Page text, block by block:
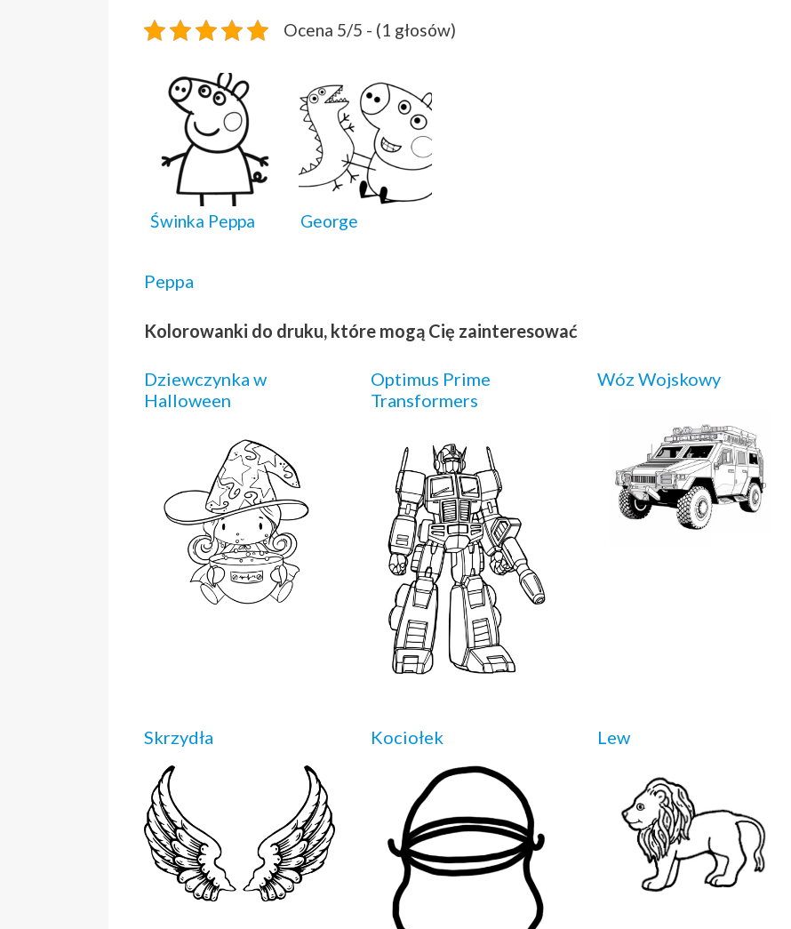
Ocena 5/5 - (1 głosów)
Świnka Peppa George
Peppa
Kolorowanki do druku, które mogą Cię zainteresować
Dziewczynka w
Halloween
Optimus Prime
Transformers
Wóz Wojskowy
Skrzydła Kociołek Lew